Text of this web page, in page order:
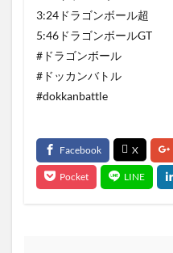
3:24ドラゴンボール超
5:46ドラゴンボールGT
#ドラゴンボール
#ドッカンバトル
#dokkanbattle